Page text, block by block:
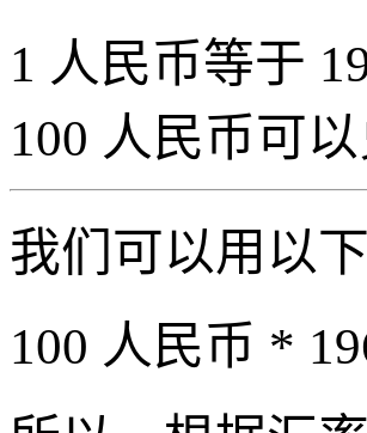
1 人民币等于
100 人民币可
我们可以用以
100 人民币 *